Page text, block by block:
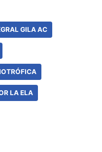
GILA AC
LA ELA